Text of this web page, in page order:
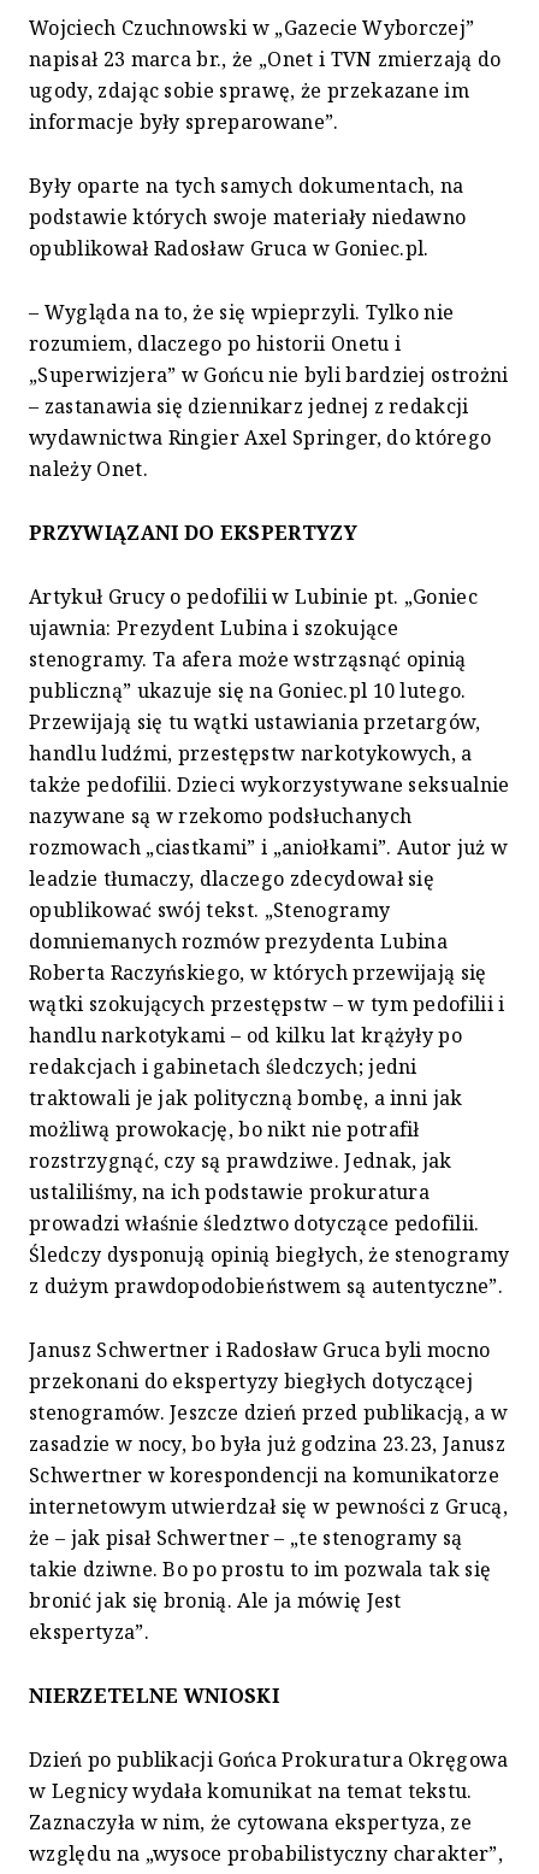
Wojciech Czuchnowski w „Gazecie Wyborczej”
napisał 23 marca br., że „Onet i TVN zmierzają do
ugody, zdając sobie sprawę, że przekazane im
informacje były spreparowane”.
Były oparte na tych samych dokumentach, na
podstawie których swoje materiały niedawno
opublikował Radosław Gruca w Goniec.pl.
– Wygląda na to, że się wpieprzyli. Tylko nie
rozumiem, dlaczego po historii Onetu i
„Superwizjera” w Gońcu nie byli bardziej ostrożni
– zastanawia się dziennikarz jednej z redakcji
wydawnictwa Ringier Axel Springer, do którego
należy Onet.
PRZYWIĄZANI DO EKSPERTYZY
Artykuł Grucy o pedofilii w Lubinie pt. „Goniec
ujawnia: Prezydent Lubina i szokujące
stenogramy. Ta afera może wstrząsnąć opinią
publiczną” ukazuje się na Goniec.pl 10 lutego.
Przewijają się tu wątki ustawiania przetargów,
handlu ludźmi, przestępstw narkotykowych, a
także pedofilii. Dzieci wykorzystywane seksualnie
nazywane są w rzekomo podsłuchanych
rozmowach „ciastkami” i „aniołkami”. Autor już w
leadzie tłumaczy, dlaczego zdecydował się
opublikować swój tekst. „Stenogramy
domniemanych rozmów prezydenta Lubina
Roberta Raczyńskiego, w których przewijają się
wątki szokujących przestępstw – w tym pedofilii i
handlu narkotykami – od kilku lat krążyły po
redakcjach i gabinetach śledczych; jedni
traktowali je jak polityczną bombę, a inni jak
możliwą prowokację, bo nikt nie potrafił
rozstrzygnąć, czy są prawdziwe. Jednak, jak
ustaliliśmy, na ich podstawie prokuratura
prowadzi właśnie śledztwo dotyczące pedofilii.
Śledczy dysponują opinią biegłych, że stenogramy
z dużym prawdopodobieństwem są autentyczne”.
Janusz Schwertner i Radosław Gruca byli mocno
przekonani do ekspertyzy biegłych dotyczącej
stenogramów. Jeszcze dzień przed publikacją, a w
zasadzie w nocy, bo była już godzina 23.23, Janusz
Schwertner w korespondencji na komunikatorze
internetowym utwierdzał się w pewności z Grucą,
że – jak pisał Schwertner – „te stenogramy są
takie dziwne. Bo po prostu to im pozwala tak się
bronić jak się bronią. Ale ja mówię Jest
ekspertyza”.
NIERZETELNE WNIOSKI
Dzień po publikacji Gońca Prokuratura Okręgowa
w Legnicy wydała komunikat na temat tekstu.
Zaznaczyła w nim, że cytowana ekspertyza, ze
względu na „wysoce probabilistyczny charakter”,